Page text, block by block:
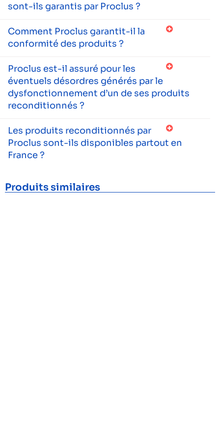
sont-ils garantis par Proclus ?
Comment Proclus garantit-il la
conformité des produits ?
Proclus est-il assuré pour les
éventuels désordres générés par le
dysfonctionnement d’un de ses produits
reconditionnés ?
Les produits reconditionnés par
Proclus sont-ils disponibles partout en
France ?
Produits similaires